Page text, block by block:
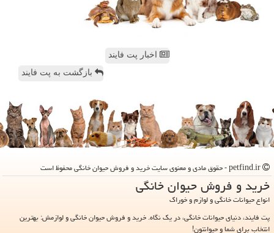
اخبار پت فایند
بازگشت به پت فایند
خرید و فروش حیوان خانگی
انواع حیوانات خانگی و لوازم و خوراک
پت فایند، دنیای حیوانات خانگی، در یک نگاه. خرید و فروش حیوان خانگی و لوازمش: بهترین
انتخاب برای شما و حیوانتون!